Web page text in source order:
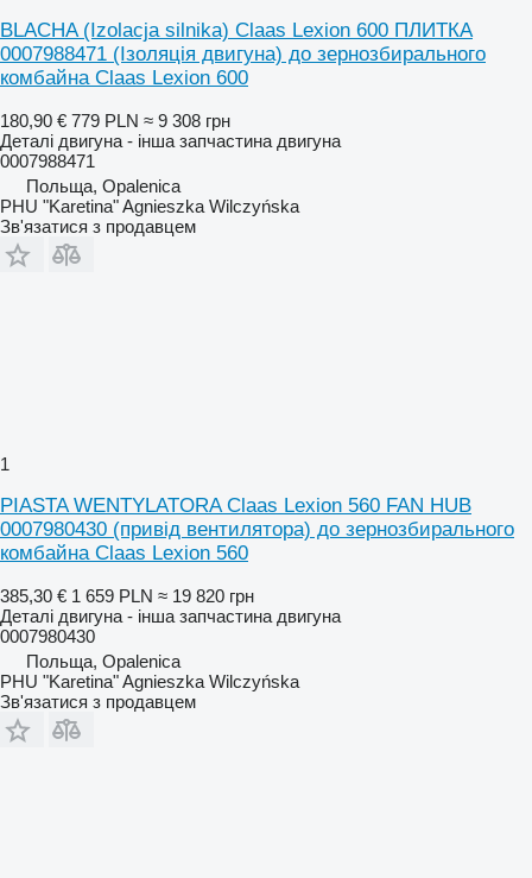
BLACHA (Izolacja silnika) Claas Lexion 600 ПЛИТКА
0007988471 (Ізоляція двигуна) до зернозбирального
комбайна Claas Lexion 600
180,90 € 779 PLN ≈ 9 308 грн
Деталі двигуна - інша запчастина двигуна
0007988471
Польща, Opalenica
PHU "Karetina" Agnieszka Wilczyńska
Зв'язатися з продавцем
1
PIASTA WENTYLATORA Claas Lexion 560 FAN HUB
0007980430 (привід вентилятора) до зернозбирального
комбайна Claas Lexion 560
385,30 € 1 659 PLN ≈ 19 820 грн
Деталі двигуна - інша запчастина двигуна
0007980430
Польща, Opalenica
PHU "Karetina" Agnieszka Wilczyńska
Зв'язатися з продавцем